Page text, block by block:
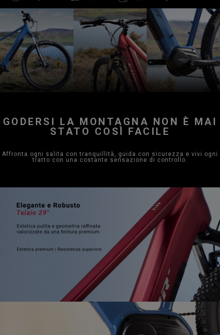
GODERSI LA MONTAGNA NON È MAI
STATO COSÌ FACILE
Affronta ogni salita con tranquillità, guida con sicurezza e vivi ogni
tratto con una costante sensazione di controllo.